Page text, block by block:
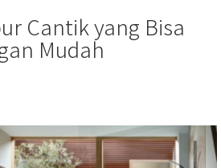
Cantik yang Bisa
Mudah